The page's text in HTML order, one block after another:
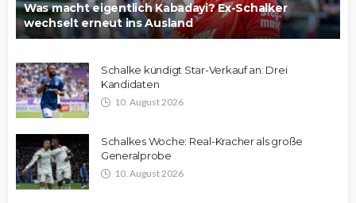
Was macht eigentlich Kabadayi? Ex-Schalker
wechselt erneut ins Ausland
Schalke kündigt Star-Verkauf an: Drei
Kandidaten
10. August 2026
Schalkes Woche: Real-Kracher als große
Generalprobe
10. August 2026